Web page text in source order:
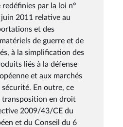
par la loi n°
2011 relative au
et des
de guerre et de
à la simplification des
liés à la défense
et aux marchés
En outre, ce
transposition en droit
2009/43/CE du
et du Conseil du 6